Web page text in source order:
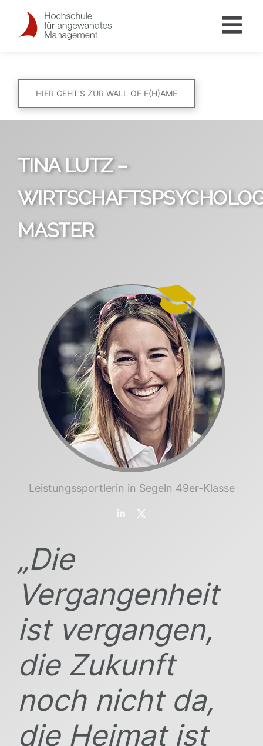
HIER GEHT’S ZUR WALL OF F(H)AME
TINA LUTZ –
MASTER
Leistungssportlerin in Segeln 49er-Klasse
„Die
Vergangenheit
ist vergangen,
die Zukunft
noch nicht da,
die Heimat ist